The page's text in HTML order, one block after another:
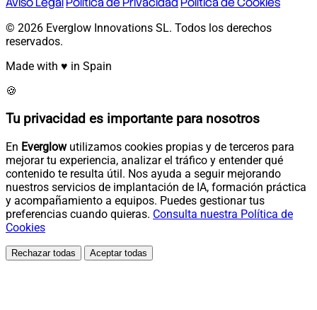
© 2026 Everglow Innovations SL. Todos los derechos
reservados.
Made with ♥ in Spain
🍪
Tu privacidad es importante para nosotros
En Everglowutilizamos cookies propias y de terceros para
mejorar tu experiencia, analizar el tráfico y entender qué
contenido te resulta útil. Nos ayuda a seguir mejorando
nuestros servicios de implantación de IA, formación práctica
y acompañamiento a equipos. Puedes gestionar tus
preferencias cuando quieras. Consulta nuestra Política de
Cookies
Rechazar todas Aceptar todas